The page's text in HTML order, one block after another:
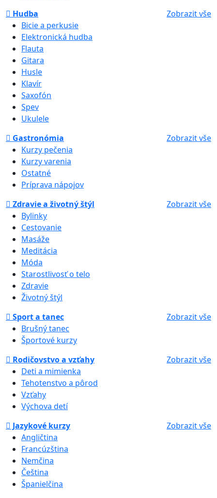
Hudba
Zobrazit vše
Bicie a perkusie
Elektronická hudba
Flauta
Gitara
Husle
Klavír
Saxofón
Spev
Ukulele
Gastronómia
Zobrazit vše
Kurzy pečenia
Kurzy varenia
Ostatné
Príprava nápojov
Zdravie a životný štýl
Zobrazit vše
Bylinky
Cestovanie
Masáže
Meditácia
Móda
Starostlivosť o telo
Zdravie
Životný štýl
Sport a tanec
Zobrazit vše
Brušný tanec
Športové kurzy
Rodičovstvo a vzťahy
Zobrazit vše
Deti a mimienka
Tehotenstvo a pôrod
Vzťahy
Výchova detí
Jazykové kurzy
Zobrazit vše
Angličtina
Francúzština
Nemčina
Čeština
Španielčina